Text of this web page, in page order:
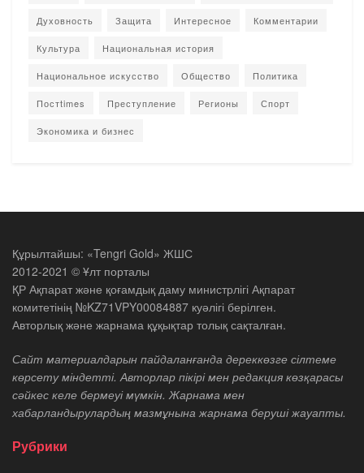
Духовность Защита Интересное Комментарии
Культура Национальная история
Национальное искусство Общество Политика
Постtimes Преступление Регионы Спорт
Экономика и бизнес
Құрылтайшы: «Tengri Gold» ЖШС
2012-2021 © Ұлт порталы
ҚР Ақпарат және қоғамдық даму министрлігі Ақпарат
комитетінің №KZ71VPY00084887 куәлігі берілген.
Авторлық және жарнама құқықтар толық сақталған.
Сайт материалдарын пайдаланғанда дереккөзге сілтеме
көрсету міндетті. Авторлар пікірі мен редакция көзқарасы
сәйкес келе бермеуі мүмкін. Жарнама мен
хабарландырулардың мазмұнына жарнама беруші жауапты.
Рубрики